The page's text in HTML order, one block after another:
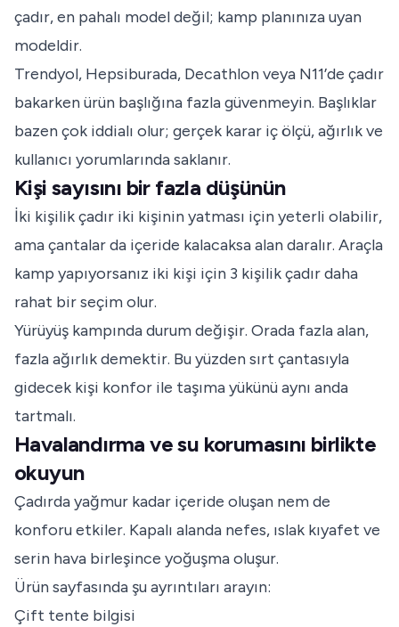
çadır, en pahalı model değil; kamp planınıza uyan
modeldir.
Trendyol, Hepsiburada, Decathlon veya N11’de çadır
bakarken ürün başlığına fazla güvenmeyin. Başlıklar
bazen çok iddialı olur; gerçek karar iç ölçü, ağırlık ve
kullanıcı yorumlarında saklanır.
Kişi sayısını bir fazla düşünün
İki kişilik çadır iki kişinin yatması için yeterli olabilir,
ama çantalar da içeride kalacaksa alan daralır. Araçla
kamp yapıyorsanız iki kişi için 3 kişilik çadır daha
rahat bir seçim olur.
Yürüyüş kampında durum değişir. Orada fazla alan,
fazla ağırlık demektir. Bu yüzden sırt çantasıyla
gidecek kişi konfor ile taşıma yükünü aynı anda
tartmalı.
Havalandırma ve su korumasını birlikte
okuyun
Çadırda yağmur kadar içeride oluşan nem de
konforu etkiler. Kapalı alanda nefes, ıslak kıyafet ve
serin hava birleşince yoğuşma oluşur.
Ürün sayfasında şu ayrıntıları arayın:
Çift tente bilgisi